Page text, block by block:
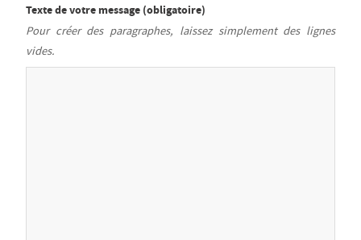
Texte de votre message (obligatoire)
Pour créer des paragraphes, laissez simplement des lignes
vides.